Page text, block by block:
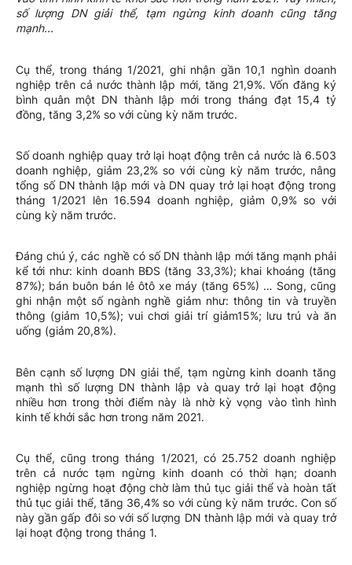
số lượng DN giải thể, tạm ngừng kinh doanh cũng tăng
mạnh...
Cụ thể, trong tháng 1/2021, ghi nhận gần 10,1 nghìn doanh
nghiệp trên cả nước thành lập mới, tăng 21,9%. Vốn đăng ký
bình quân một DN thành lập mới trong tháng đạt 15,4 tỷ
đồng, tăng 3,2% so với cùng kỳ năm trước.
Số doanh nghiệp quay trở lại hoạt động trên cả nước là 6.503
doanh nghiệp, giảm 23,2% so với cùng kỳ năm trước, nâng
tổng số DN thành lập mới và DN quay trở lại hoạt động trong
tháng 1/2021 lên 16.594 doanh nghiệp, giảm 0,9% so với
cùng kỳ năm trước.
Đáng chú ý, các nghề có số DN thành lập mới tăng mạnh phải
kể tới như: kinh doanh BĐS (tăng 33,3%); khai khoáng (tăng
87%); bán buôn bán lẻ ôtô xe máy (tăng 65%) … Song, cũng
ghi nhận một số ngành nghề giảm như: thông tin và truyền
thông (giảm 10,5%); vui chơi giải trí giảm15%; lưu trú và ăn
uống (giảm 20,8%).
Bên cạnh số lượng DN giải thể, tạm ngừng kinh doanh tăng
mạnh thì số lượng DN thành lập và quay trở lại hoạt động
nhiều hơn trong thời điểm này là nhờ kỳ vọng vào tình hình
kinh tế khởi sắc hơn trong năm 2021.
Cụ thể, cũng trong tháng 1/2021, có 25.752 doanh nghiệp
trên cả nước tạm ngừng kinh doanh có thời hạn; doanh
nghiệp ngừng hoạt động chờ làm thủ tục giải thể và hoàn tất
thủ tục giải thể, tăng 36,4% so với cùng kỳ năm trước. Con số
này gần gấp đôi so với số lượng DN thành lập mới và quay trở
lại hoạt động trong tháng 1.